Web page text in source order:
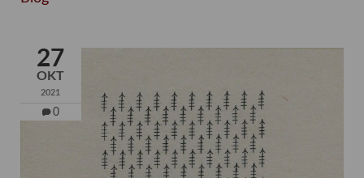
27
OKT
2021
0